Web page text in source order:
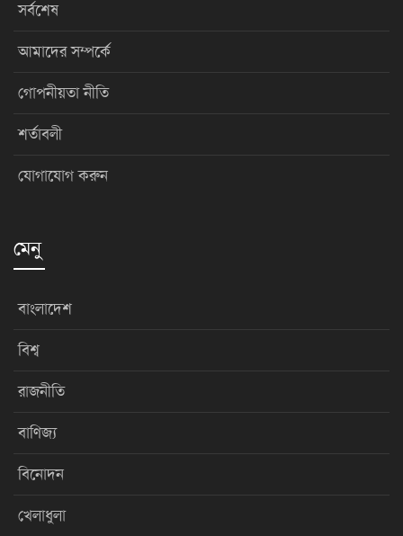
সর্বশেষ
আমাদের সম্পর্কে
গোপনীয়তা নীতি
শর্তাবলী
যোগাযোগ করুন
মেনু
বাংলাদেশ
বিশ্ব
রাজনীতি
বাণিজ্য
বিনোদন
খেলাধুলা